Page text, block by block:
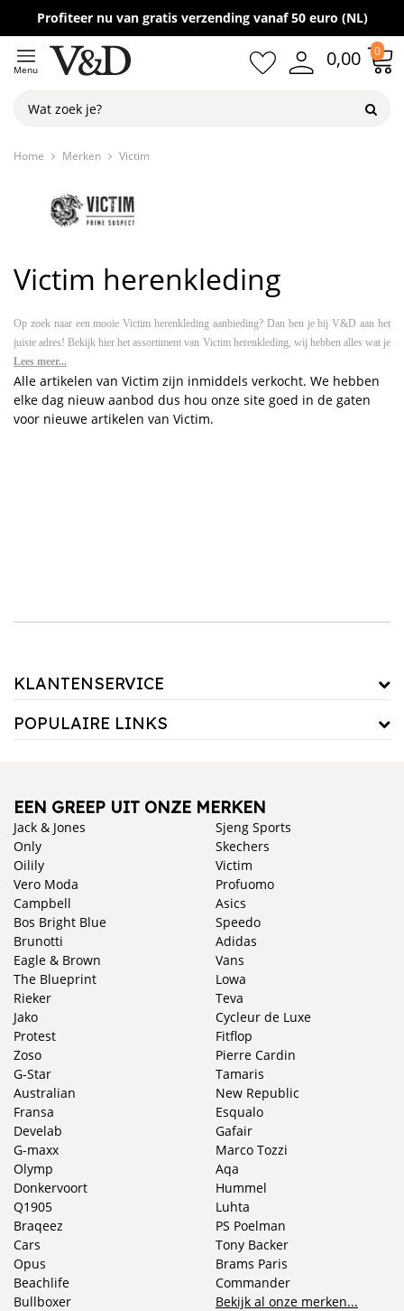
Profiteer nu van gratis verzending vanaf 50 euro (NL)
Gratis verzending vanaf 50,-
Home Merken Victim
Victim herenkleding
Op zoek naar een mooie Victim herenkleding aanbieding? Dan ben je bij V&D aan het
juiste adres! Bekijk hier het assortiment van Victim herenkleding, wij hebben alles wat je
nodig hebt om jouw garderobe compleet te maken. Laat je inspireren en geef jouw look
een upgrade!
Lees meer...
Alle artikelen van Victim zijn inmiddels verkocht. We hebben
elke dag nieuw aanbod dus hou onze site goed in de gaten
voor nieuwe artikelen van Victim.
Menu 0,00 0
KLANTENSERVICE
POPULAIRE LINKS
EEN GREEP UIT ONZE MERKEN
Jack & Jones
Only
Oilily
Vero Moda
Campbell
Bos Bright Blue
Brunotti
Eagle & Brown
The Blueprint
Rieker
Jako
Protest
Zoso
Sjeng Sports
Skechers
Victim
Profuomo
Asics
Speedo
Adidas
Vans
Lowa
Teva
Cycleur de Luxe
Fitflop
Pierre Cardin
G-Star
Australian
Fransa
Develab
G-maxx
Olymp
Donkervoort
Q1905
Braqeez
Cars
Opus
Beachlife
Bullboxer
Tamaris
New Republic
Esqualo
Gafair
Marco Tozzi
Aqa
Hummel
Luhta
PS Poelman
Tony Backer
Brams Paris
Commander
Bekijk al onze merken...